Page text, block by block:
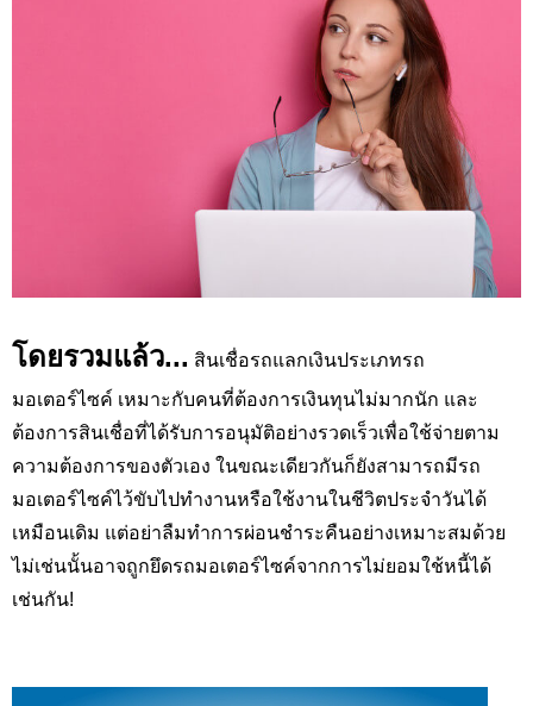
โดยรวมแล้ว... สินเชื่อรถแลกเงินประเภทรถ
มอเตอร์ไซค์ เหมาะกับคนที่ต้องการเงินทุนไม่มากนัก และ
ต้องการสินเชื่อที่ได้รับการอนุมัติอย่างรวดเร็วเพื่อใช้จ่ายตาม
ความต้องการของตัวเอง ในขณะเดียวกันก็ยังสามารถมีรถ
มอเตอร์ไซค์ไว้ขับไปทำงานหรือใช้งานในชีวิตประจำวันได้
เหมือนเดิม แต่อย่าลืมทำการผ่อนชำระคืนอย่างเหมาะสมด้วย
ไม่เช่นนั้นอาจถูกยึดรถมอเตอร์ไซค์จากการไม่ยอมใช้หนี้ได้
เช่นกัน!